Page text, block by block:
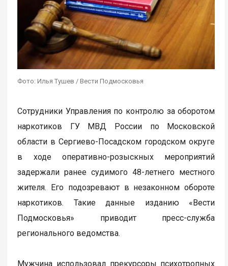
Фото: Илья Тушев / Вести Подмосковья
Сотрудники Управления по контролю за оборотом
наркотиков ГУ МВД России по Московской
области в Сергиево-Посадском городском округе
в ходе оперативно-розыскных мероприятий
задержали ранее судимого 48-летнего местного
жителя. Его подозревают в незаконном обороте
наркотиков. Такие данные изданию «Вести
Подмосковья» приводит пресс-служба
регионального ведомства.
Мужчина использовал прекурсоры психотропных